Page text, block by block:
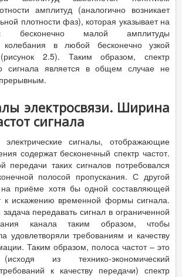
амплитуд (аналогично возникает
плотности фаз), которая указывает на
бесконечно малой амплитуды
колебания в любой бесконечно узкой
2.5). Таким образом, спектр
сигнала является в общем случае не
электросвязи. Ширина
сигнала
электрические сигналы, отображающие
содержат бесконечный спектр частот.
передачи таких сигналов потребовался
полосой пропускания. С другой
приёме хотя бы одной составляющей
к искажению временной формы сигнала.
передавать сигнал в ограниченной
канала таким образом, чтобы
удовлетворяли требованиям и качеству
Таким образом, полоса частот – это
из технико-экономический
к качеству передачи) спектр